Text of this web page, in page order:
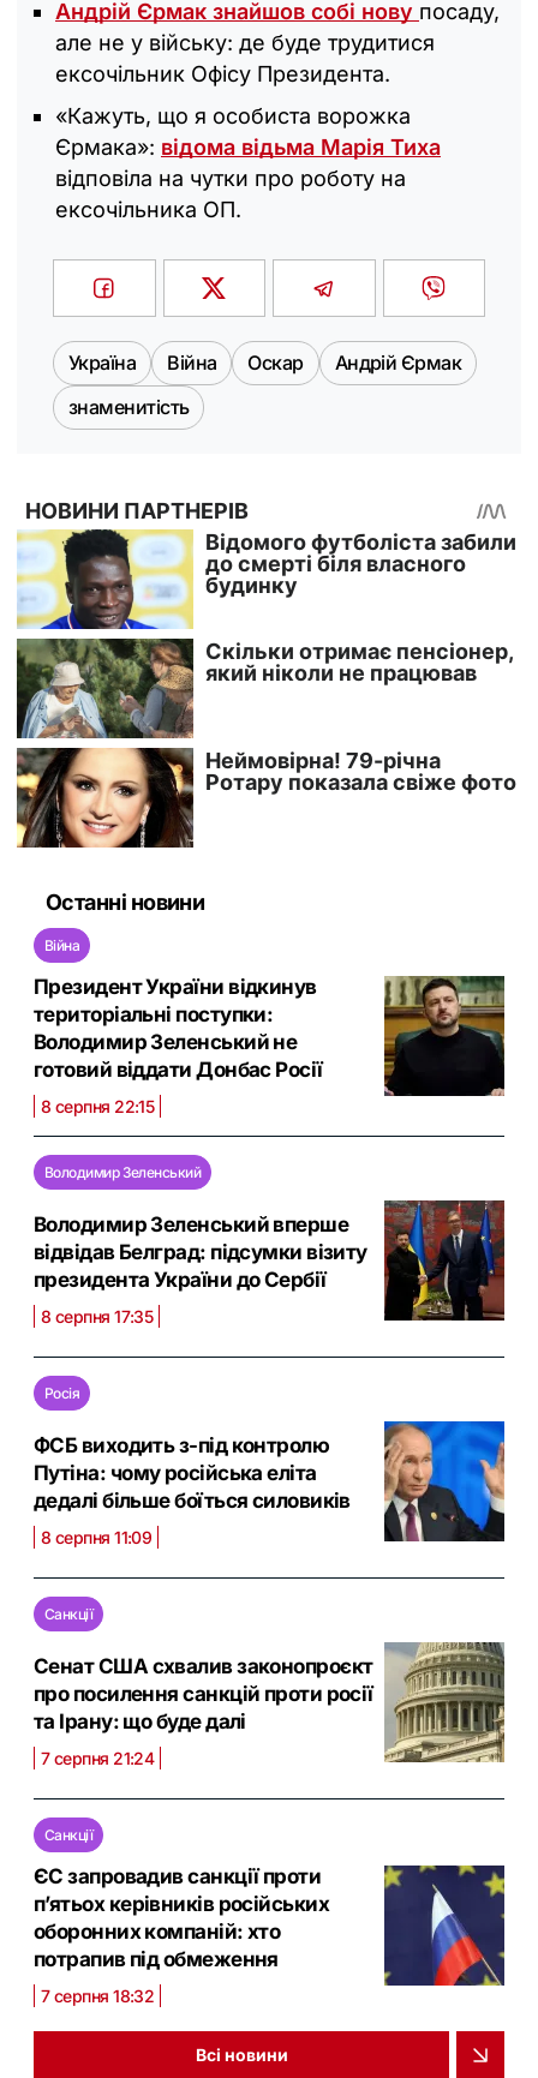
Андрій Єрмак знайшов собі нову посаду,
але не у війську: де буде трудитися
ексочільник Офісу Президента.
«Кажуть, що я особиста ворожка
Єрмака»: відома відьма Марія Тиха
відповіла на чутки про роботу на
ексочільника ОП.
Україна Війна Оскар
Андрій Єрмак
знаменитість
Останні новини
Війна
Президент України відкинув
територіальні поступки:
Володимир Зеленський не
готовий віддати Донбас Росії
8 серпня 22:15
Володимир Зеленський
Володимир Зеленський вперше
відвідав Белград: підсумки візиту
президента України до Сербії
8 серпня 17:35
Росія
ФСБ виходить з-під контролю
Путіна: чому російська еліта
дедалі більше боїться силовиків
8 серпня 11:09
Санкції
Сенат США схвалив законопроєкт
про посилення санкцій проти росії
та Ірану: що буде далі
7 серпня 21:24
Санкції
ЄС запровадив санкції проти
п’ятьох керівників російських
оборонних компаній: хто
потрапив під обмеження
7 серпня 18:32
Всі новини